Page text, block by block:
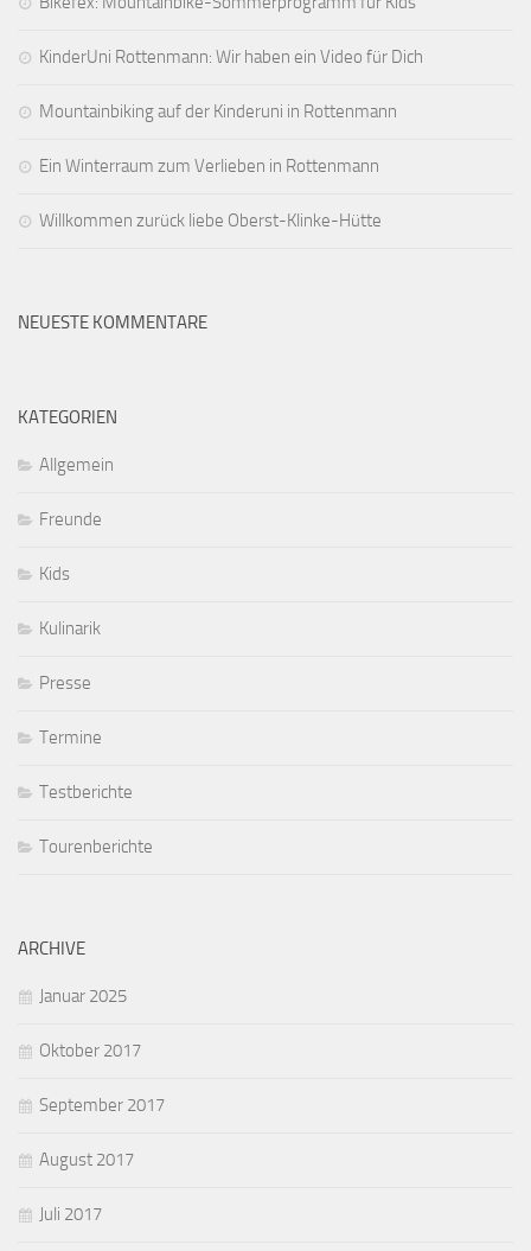
KinderUni Rottenmann: Wir haben ein Video für Dich
Mountainbiking auf der Kinderuni in Rottenmann
Ein Winterraum zum Verlieben in Rottenmann
Willkommen zurück liebe Oberst-Klinke-Hütte
NEUESTE KOMMENTARE
KATEGORIEN
Allgemein
Freunde
Kids
Kulinarik
Presse
Termine
Testberichte
Tourenberichte
ARCHIVE
Januar 2025
Oktober 2017
September 2017
August 2017
Juli 2017